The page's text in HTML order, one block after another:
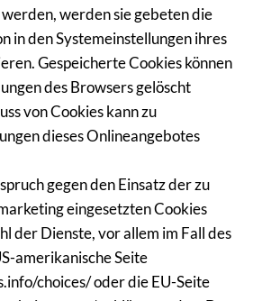
werden sie gebeten die
in den Systemeinstellungen ihres
Gespeicherte Cookies können
des Browsers gelöscht
von Cookies kann zu
dieses Onlineangebotes
gegen den Einsatz der zu
eingesetzten Cookies
der Dienste, vor allem im Fall des
amerikanische Seite
choices/ oder die EU-Seite